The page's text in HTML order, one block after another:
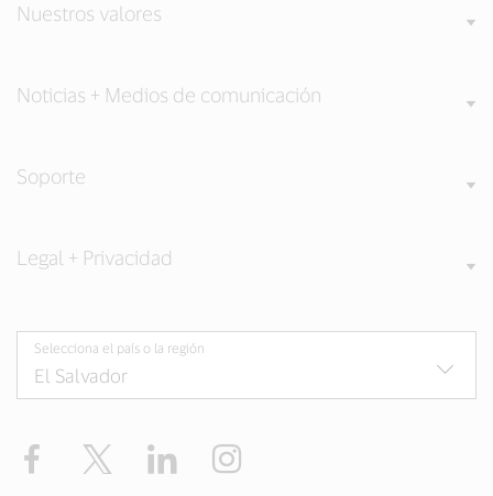
Nuestros valores
Noticias + Medios de comunicación
Soporte
Legal + Privacidad
Selecciona el país o la región
Facebook Twitter LinkedIn